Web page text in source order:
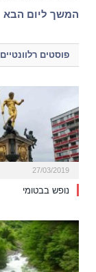
המשך ליום הבא
פוסטים רלוונטיים
27/03/2019
נופש בבטומי